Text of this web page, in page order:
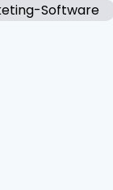
Software